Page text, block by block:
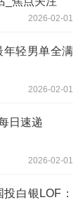
2026-02-01
年轻男单全满
2026-02-01
日速递
2026-02-01
白银LOF：